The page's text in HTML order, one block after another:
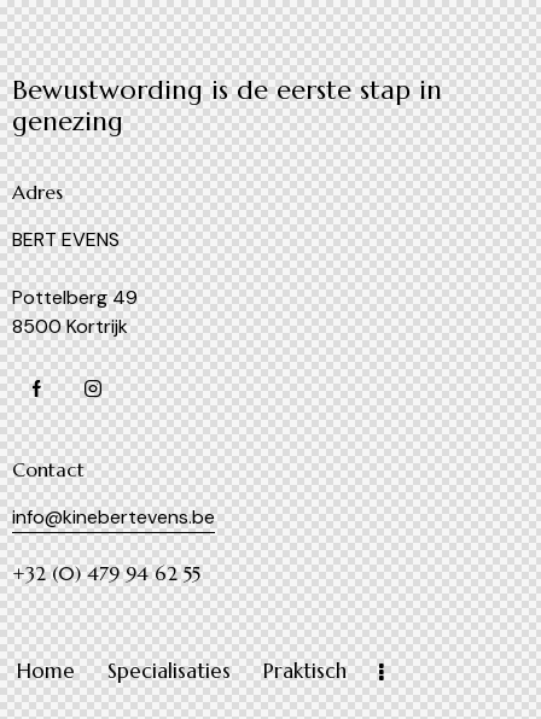
Bewustwording is de eerste stap in
genezing
Adres
BERT EVENS
Pottelberg 49
8500 Kortrijk
Contact
info@kinebertevens.be
+32 (0) 479 94 62 55
Home Specialisaties Praktisch